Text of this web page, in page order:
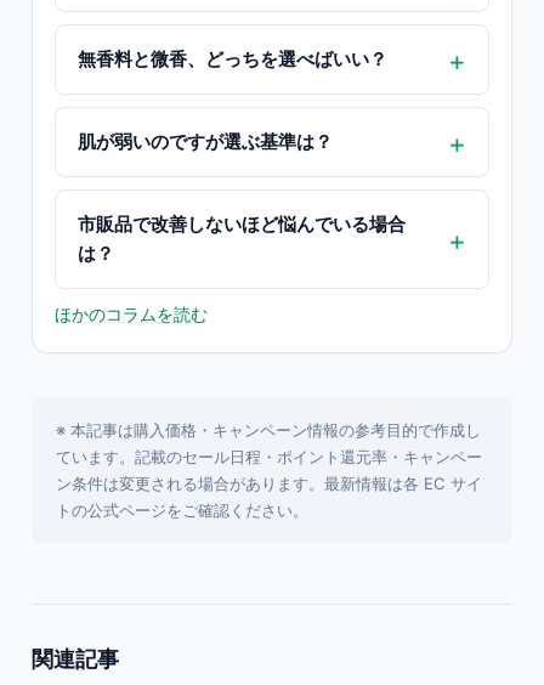
無香料と微香、どっちを選べばいい？
肌が弱いのですが選ぶ基準は？
市販品で改善しないほど悩んでいる場合
は？
ほかのコラムを読む
※ 本記事は購入価格・キャンペーン情報の参考目的で作成し
ています。記載のセール日程・ポイント還元率・キャンペー
ン条件は変更される場合があります。最新情報は各 EC サイ
トの公式ページをご確認ください。
関連記事